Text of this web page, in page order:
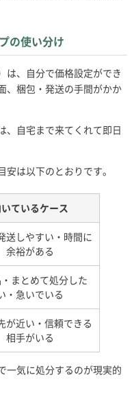
の使い分け
は、自分で価格設定ができ
、梱包・発送の手間がかか
、自宅まで来てくれて即日
は以下のとおりです。
ているケース
送しやすい・時間に
余裕がある
まとめて処分した
・急いでいる
が近い・信頼できる
相手がいる
一気に処分するのが現実的